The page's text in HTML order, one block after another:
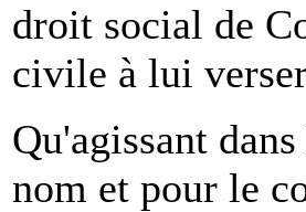
droit social de
civile à lui
Qu'agissant
nom et pour le